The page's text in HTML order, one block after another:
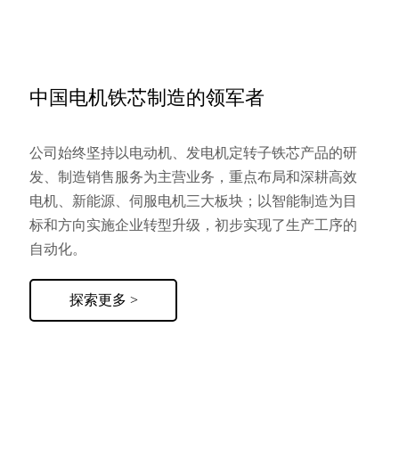
中国电机铁芯制造的领军者
公司始终坚持以电动机、发电机定转子铁芯产品的研
发、制造销售服务为主营业务，重点布局和深耕高效
电机、新能源、伺服电机三大板块；以智能制造为目
标和方向实施企业转型升级，初步实现了生产工序的
自动化。
探索更多 >